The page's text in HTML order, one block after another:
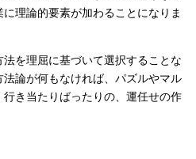
理論的要素が加わることになりま
を理屈に基づいて選択することな
論が何もなければ、パズルやマル
き当たりばったりの、運任せの作